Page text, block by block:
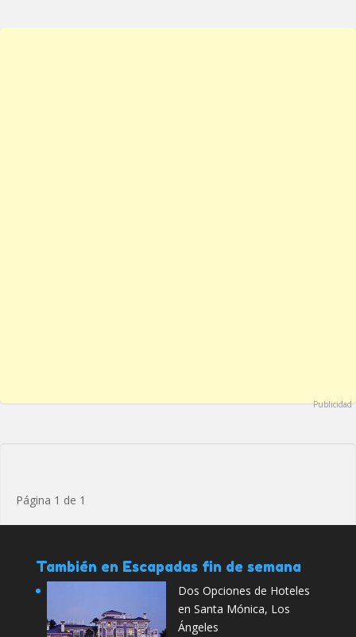
Publicidad
Página 1 de 1
También en Escapadas fin de semana
Dos Opciones de Hoteles
en Santa Mónica, Los
Ángeles